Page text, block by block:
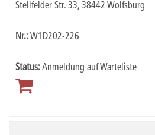
Stellfelder Str. 33, 38442 Wolfsburg
Nr.:W1D202-226
Status:Anmeldung auf Warteliste